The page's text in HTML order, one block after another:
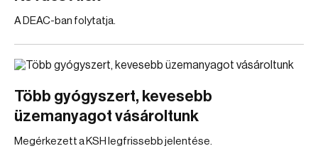
A DEAC-ban folytatja.
Több gyógyszert, kevesebb
üzemanyagot vásároltunk
Megérkezett a KSH legfrissebb jelentése.